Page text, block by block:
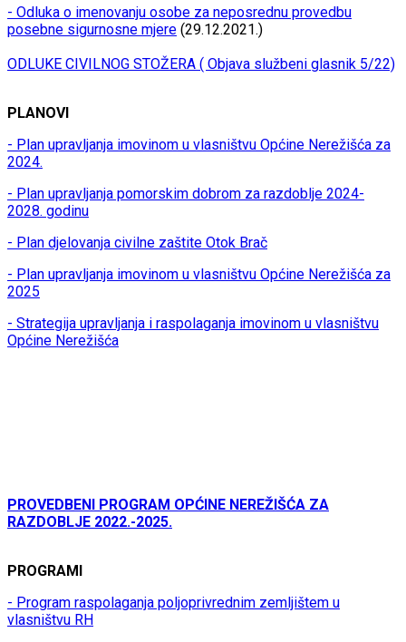
- Odluka o imenovanju osobe za neposrednu provedbu
posebne sigurnosne mjere (29.12.2021.)
ODLUKE CIVILNOG STOŽERA ( Objava službeni glasnik 5/22)
PLANOVI
- Plan upravljanja imovinom u vlasništvu Općine Nerežišća za
2024.
- Plan upravljanja pomorskim dobrom za razdoblje 2024-
2028. godinu
- Plan djelovanja civilne zaštite Otok Brač
- Plan upravljanja imovinom u vlasništvu Općine Nerežišća za
2025
- Strategija upravljanja i raspolaganja imovinom u vlasništvu
Općine Nerežišća
PROVEDBENI PROGRAM OPĆINE NEREŽIŠĆA ZA
RAZDOBLJE 2022.-2025.
PROGRAMI
- Program raspolaganja poljoprivrednim zemljištem u
vlasništvu RH